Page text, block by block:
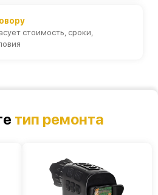
стоимость, сроки,
тип ремонта